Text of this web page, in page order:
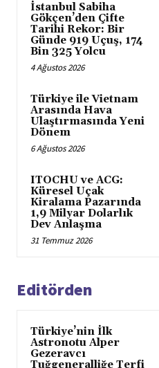
İstanbul Sabiha
Gökçen’den Çifte
Tarihi Rekor: Bir
Günde 919 Uçuş, 174
Bin 325 Yolcu
4 Ağustos 2026
Türkiye ile Vietnam
Arasında Hava
Ulaştırmasında Yeni
Dönem
6 Ağustos 2026
ITOCHU ve ACG:
Küresel Uçak
Kiralama Pazarında
1,9 Milyar Dolarlık
Dev Anlaşma
31 Temmuz 2026
Editörden
Türkiye’nin İlk
Astronotu Alper
Gezeravcı
Tuğgeneralliğe Terfi